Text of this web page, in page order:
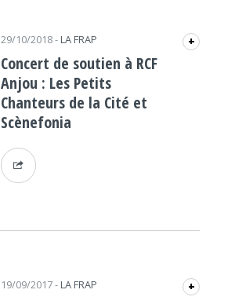
29/10/2018- LA FRAP +
Concert de soutien à RCF
Anjou : Les Petits
Chanteurs de la Cité et
Scènefonia
19/09/2017- LA FRAP +